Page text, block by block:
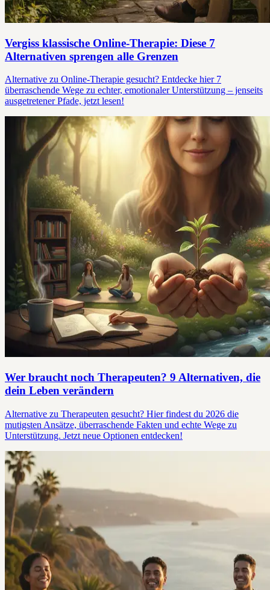
Vergiss klassische Online-Therapie: Diese 7
Alternativen sprengen alle Grenzen
Alternative zu Online-Therapie gesucht? Entdecke hier 7
überraschende Wege zu echter, emotionaler Unterstützung – jenseits
ausgetretener Pfade, jetzt lesen!
Wer braucht noch Therapeuten? 9 Alternativen, die
dein Leben verändern
Alternative zu Therapeuten gesucht? Hier findest du 2026 die
mutigsten Ansätze, überraschende Fakten und echte Wege zu
Unterstützung. Jetzt neue Optionen entdecken!